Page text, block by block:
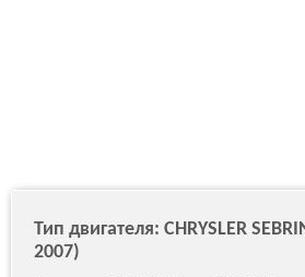
Тип двигателя: CHRYSLER
2007)